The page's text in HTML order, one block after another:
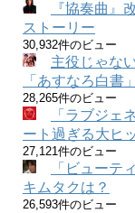
『協奏曲』
ストーリー
30,932件のビュー
主役じゃな
「あすなろ白書」
28,265件のビュー
「ラブジェ
ート過ぎる大ヒ
27,121件のビュー
「ビューテ
キムタクは？
26,593件のビュー